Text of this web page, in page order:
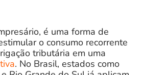
é uma forma de
o consumo recorrente
tributária em uma
. No Brasil, estados como